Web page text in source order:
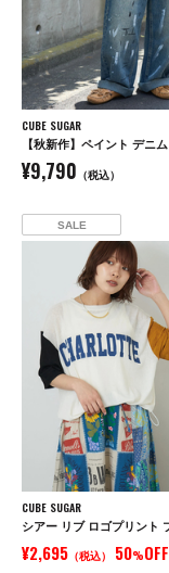
CUBE SUGAR
¥9,790 （税込）
SALE
CUBE SUGAR
¥2,695 （税込） 50%OFF